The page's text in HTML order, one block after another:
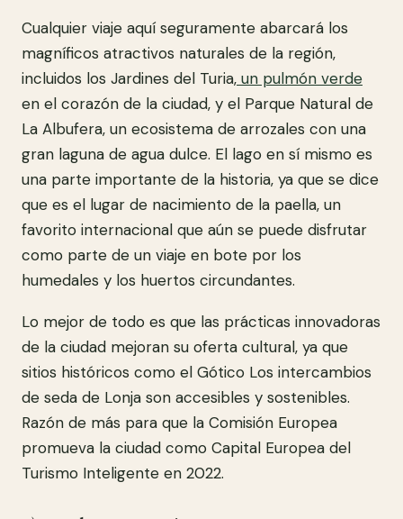
Cualquier viaje aquí seguramente abarcará los
magníficos atractivos naturales de la región,
incluidos los Jardines del Turia, un pulmón verde
en el corazón de la ciudad, y el Parque Natural de
La Albufera, un ecosistema de arrozales con una
gran laguna de agua dulce. El lago en sí mismo es
una parte importante de la historia, ya que se dice
que es el lugar de nacimiento de la paella, un
favorito internacional que aún se puede disfrutar
como parte de un viaje en bote por los
humedales y los huertos circundantes.
Lo mejor de todo es que las prácticas innovadoras
de la ciudad mejoran su oferta cultural, ya que
sitios históricos como el Gótico Los intercambios
de seda de Lonja son accesibles y sostenibles.
Razón de más para que la Comisión Europea
promueva la ciudad como Capital Europea del
Turismo Inteligente en 2022.